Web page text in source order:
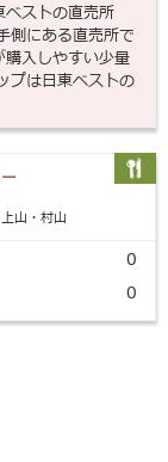
ストの直売所
側にある直売所で
入しやすい少量
プは日東ベストの
山・村山
0
0